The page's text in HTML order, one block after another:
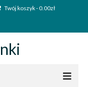
Twój koszyk-0.00zł